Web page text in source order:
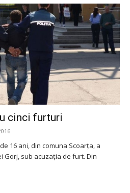
cinci furturi
16 ani, din comuna Scoarța, a
Gorj, sub acuzația de furt. Din